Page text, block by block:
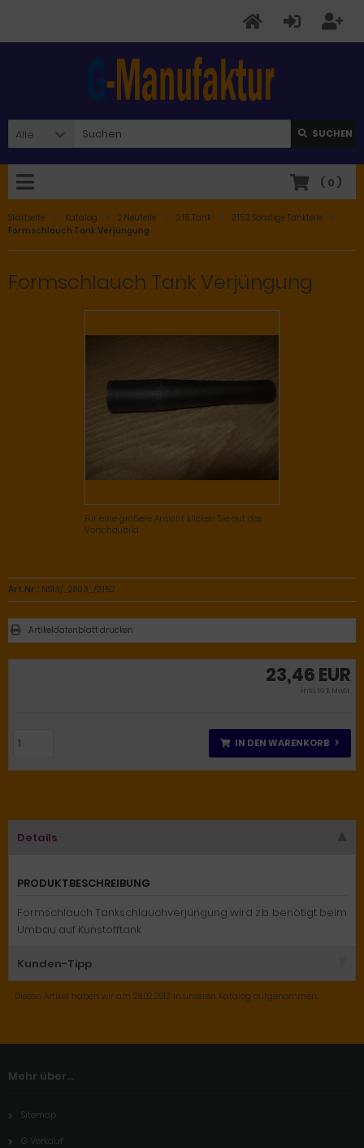
Alle SUCHEN
( 0 )
Startseite Katalog 2.Neuteile 2.15. Tank
2.15.2 Sonstige Tankteile
Formschlauch Tank Verjüngung
Formschlauch Tank Verjüngung
Für eine größere Ansicht klicken Sie auf das
Vorschaubild
23,46 EUR
inkl. 19 % MwSt.
IN DEN WARENKORB
Art.Nr.: NS13/_2803_/2.15.2
Artikeldatenblatt drucken
Details
PRODUKTBESCHREIBUNG
Formschlauch Tankschlauchverjüngung wird z.b. benötigt beim
Umbau auf Kunstofftank
Kunden-Tipp
Diesen Artikel haben wir am 28.02.2012 in unseren Katalog aufgenommen.
Mehr über...
Sitemap
G Verkauf